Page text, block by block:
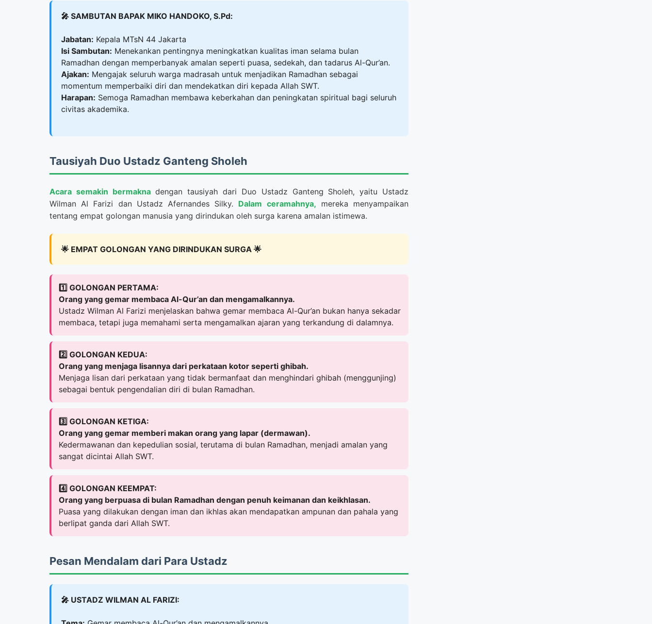
🎤 SAMBUTAN BAPAK MIKO HANDOKO, S.Pd:
Jabatan: Kepala MTsN 44 Jakarta
Isi Sambutan: Menekankan pentingnya meningkatkan kualitas iman selama bulan
Ramadhan dengan memperbanyak amalan seperti puasa, sedekah, dan tadarus Al-Qur’an.
Ajakan: Mengajak seluruh warga madrasah untuk menjadikan Ramadhan sebagai
momentum memperbaiki diri dan mendekatkan diri kepada Allah SWT.
Harapan: Semoga Ramadhan membawa keberkahan dan peningkatan spiritual bagi seluruh
civitas akademika.
Tausiyah Duo Ustadz Ganteng Sholeh
Acara semakin bermaknadengan tausiyah dari Duo Ustadz Ganteng Sholeh, yaitu Ustadz
Wilman Al Farizi dan Ustadz Afernandes Silky. Dalam ceramahnya, mereka menyampaikan
tentang empat golongan manusia yang dirindukan oleh surga karena amalan istimewa.
🌟 EMPAT GOLONGAN YANG DIRINDUKAN SURGA 🌟
1️⃣ GOLONGAN PERTAMA:
Orang yang gemar membaca Al-Qur’an dan mengamalkannya.
Ustadz Wilman Al Farizi menjelaskan bahwa gemar membaca Al-Qur’an bukan hanya sekadar
membaca, tetapi juga memahami serta mengamalkan ajaran yang terkandung di dalamnya.
2️⃣ GOLONGAN KEDUA:
Orang yang menjaga lisannya dari perkataan kotor seperti ghibah.
Menjaga lisan dari perkataan yang tidak bermanfaat dan menghindari ghibah (menggunjing)
sebagai bentuk pengendalian diri di bulan Ramadhan.
3️⃣ GOLONGAN KETIGA:
Orang yang gemar memberi makan orang yang lapar (dermawan).
Kedermawanan dan kepedulian sosial, terutama di bulan Ramadhan, menjadi amalan yang
sangat dicintai Allah SWT.
4️⃣ GOLONGAN KEEMPAT:
Orang yang berpuasa di bulan Ramadhan dengan penuh keimanan dan keikhlasan.
Puasa yang dilakukan dengan iman dan ikhlas akan mendapatkan ampunan dan pahala yang
berlipat ganda dari Allah SWT.
Pesan Mendalam dari Para Ustadz
🎤 USTADZ WILMAN AL FARIZI: